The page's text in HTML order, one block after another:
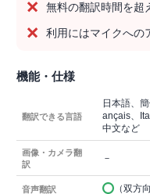
無料の翻訳時間を超
利用にはマイクへの
機能・仕様
翻訳できる言語
日本語、
ançais、
中文など
画像・カメラ翻
訳
－
音声翻訳 （双方